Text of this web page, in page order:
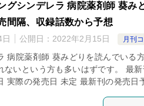
グシンデレラ 病院薬剤師 葵み
間隔、収録話数から予想
公開日： 2022年2月15日 月刊
病院薬剤師 葵みどりを読んでいる
ないという方も多いはずです。 最
実際の発売日 未定 最新刊の発売